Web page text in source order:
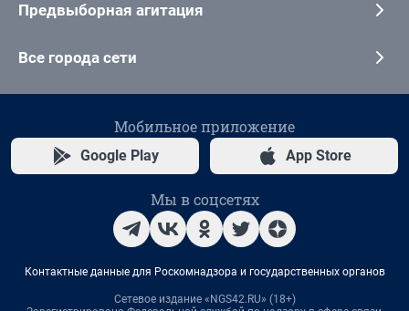
Предвыборная агитация
Все города сети
Мобильное приложение
Google Play App Store
Мы в соцсетях
Контактные данные для Роскомнадзора и государственных органов
Сетевое издание «NGS42.RU» (18+)